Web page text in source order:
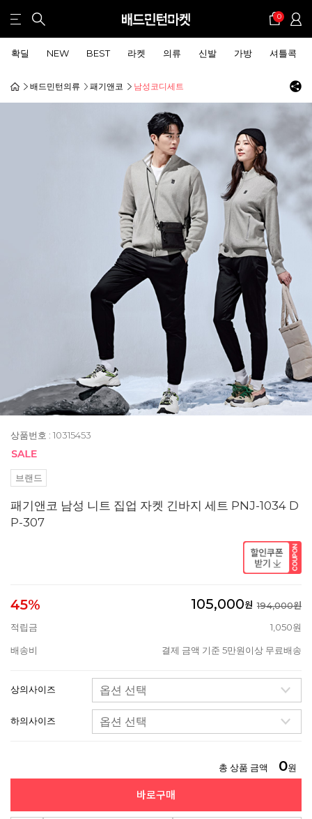
0
확딜 NEW BEST 라켓 의류 신발 가방 셔틀콕
배드민턴의류 패기앤코 남성코디세트
상품번호 : 10315453
브랜드
패기앤코 남성 니트 집업 자켓 긴바지 세트 PNJ-1034 D
P-307
45% 105,000원 194,000원
적립금
1,050원
배송비 결제 금액 기준 5만원이상 무료배송
상의사이즈
하의사이즈
총 상품 금액 0원
바로구매